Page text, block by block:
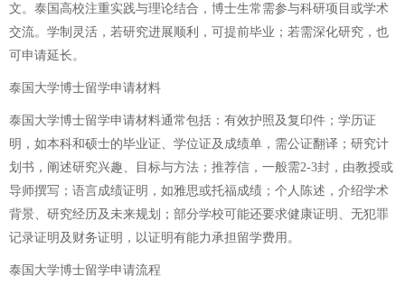
文。泰国高校注重实践与理论结合，博士生常需参与科研项目或学术
交流。学制灵活，若研究进展顺利，可提前毕业；若需深化研究，也
可申请延长。
泰国大学博士留学申请材料
泰国大学博士留学申请材料通常包括：有效护照及复印件；学历证
明，如本科和硕士的毕业证、学位证及成绩单，需公证翻译；研究计
划书，阐述研究兴趣、目标与方法；推荐信，一般需2-3封，由教授或
导师撰写；语言成绩证明，如雅思或托福成绩；个人陈述，介绍学术
背景、研究经历及未来规划；部分学校可能还要求健康证明、无犯罪
记录证明及财务证明，以证明有能力承担留学费用。
泰国大学博士留学申请流程